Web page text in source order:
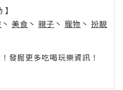
丶 美食 丶 親子 丶 寵物 丶 扮靚
發掘更多吃喝玩樂資訊！